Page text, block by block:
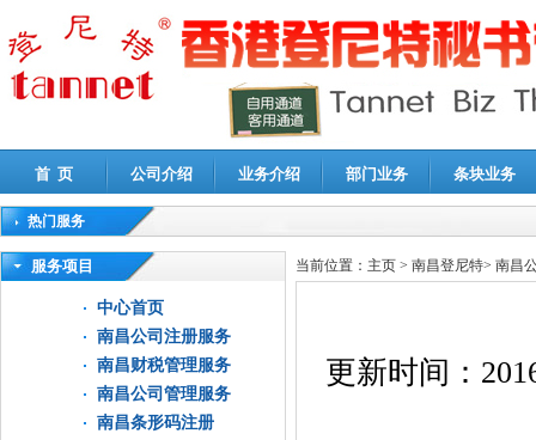
首 页 公司介绍 业务介绍 部门业务 条块业务
热门服务
高新技术企业认定审计|企业所得税汇算清缴申报鉴证
服务项目
中心首页
南昌公司注册服务
南昌财税管理服务
南昌公司管理服务
南昌条形码注册
当前位置： 主页 > 南昌登尼特> 南昌
更新时间：